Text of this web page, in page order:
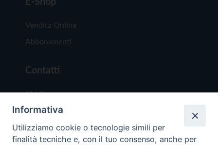
Vendita Online
Abbonamenti
Contatti
Chi Siamo
Redazione
Scrivici
Informativa
Utilizziamo cookie o tecnologie simili per
finalità tecniche e, con il tuo consenso, anche per